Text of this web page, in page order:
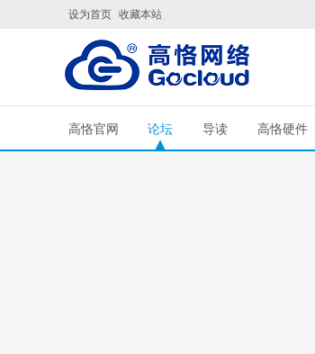
设为首页 收藏本站
高恪官网 论坛 导读 高恪硬件